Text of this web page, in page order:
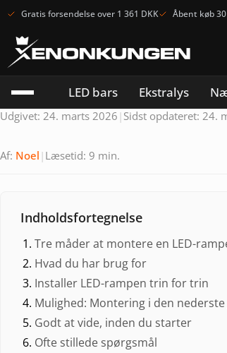
Gratis forsendelse over 1 361 DKK Åbent køb
LED bars Ekstralys
Udgivet: 24. marts 2026 | Sidst opdateret: 24.
Af: Noel | Læsetid: 9 min.
Indholdsfortegnelse
Tre måder at montere en LED-
Hvad du har brug for
Installer LED-rampen trin for trin
Mulighed: Montering i den
Godt at vide, inden du starter
Ofte stillede spørgsmål